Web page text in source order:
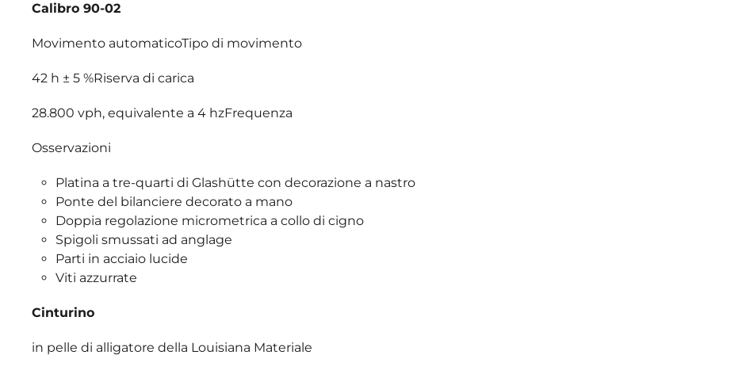
Calibro 90-02
Movimento automaticoTipo di movimento
42 h ± 5 %Riserva di carica
28.800 vph, equivalente a 4 hzFrequenza
Osservazioni
Platina a tre-quarti di Glashütte con decorazione a nastro
Ponte del bilanciere decorato a mano
Doppia regolazione micrometrica a collo di cigno
Spigoli smussati ad anglage
Parti in acciaio lucide
Viti azzurrate
Cinturino
in pelle di alligatore della Louisiana Materiale